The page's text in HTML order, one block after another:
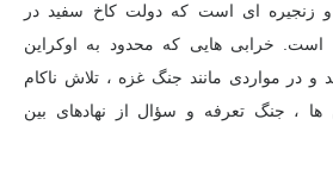
ای است که دولت کاخ سفید در
است. خرابی هایی که محدود به اوکراین
و در مواردی مانند جنگ غزه ، تلاش ناکام
، جنگ تعرفه و سؤال از نهادهای بین